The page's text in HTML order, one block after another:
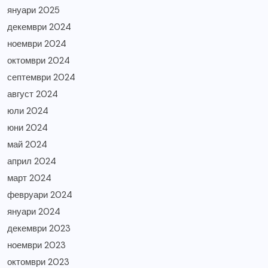
януари 2025
декември 2024
ноември 2024
октомври 2024
септември 2024
август 2024
юли 2024
юни 2024
май 2024
април 2024
март 2024
февруари 2024
януари 2024
декември 2023
ноември 2023
октомври 2023